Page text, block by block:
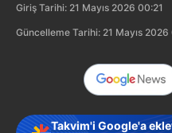
Giriş Tarihi: 21 Mayıs 2026 00:21
Güncelleme Tarihi: 21 Mayıs
Takvim'i Google'a